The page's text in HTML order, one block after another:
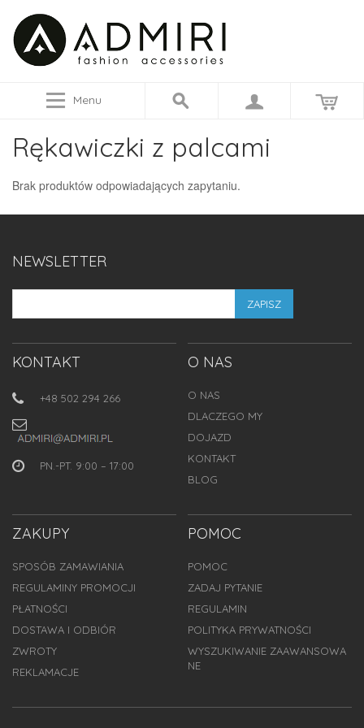
Menu
Rękawiczki z palcami
Brak produktów odpowiadających zapytaniu.
NEWSLETTER
ZAPISZ
KONTAKT
+48 502 294 266
PN.-PT. 9:00 – 17:00
O NAS
O NAS
DLACZEGO MY
DOJAZD
KONTAKT
BLOG
ZAKUPY
SPOSÓB ZAMAWIANIA
REGULAMINY PROMOCJI
PŁATNOŚCI
DOSTAWA I ODBIÓR
ZWROTY
REKLAMACJE
POMOC
POMOC
ZADAJ PYTANIE
REGULAMIN
POLITYKA PRYWATNOŚCI
WYSZUKIWANIE ZAAWANSOWA
NE